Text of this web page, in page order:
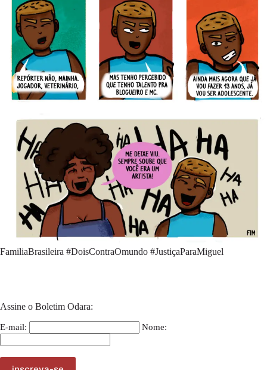
FamiliaBrasileira #DoisContraOmundo #JustiçaParaMiguel
Assine o Boletim Odara:
E-mail: Nome: